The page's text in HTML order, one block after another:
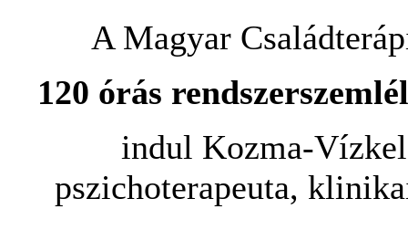
A Magyar
120 órás
indul Kozma-
pszichoterapeuta,